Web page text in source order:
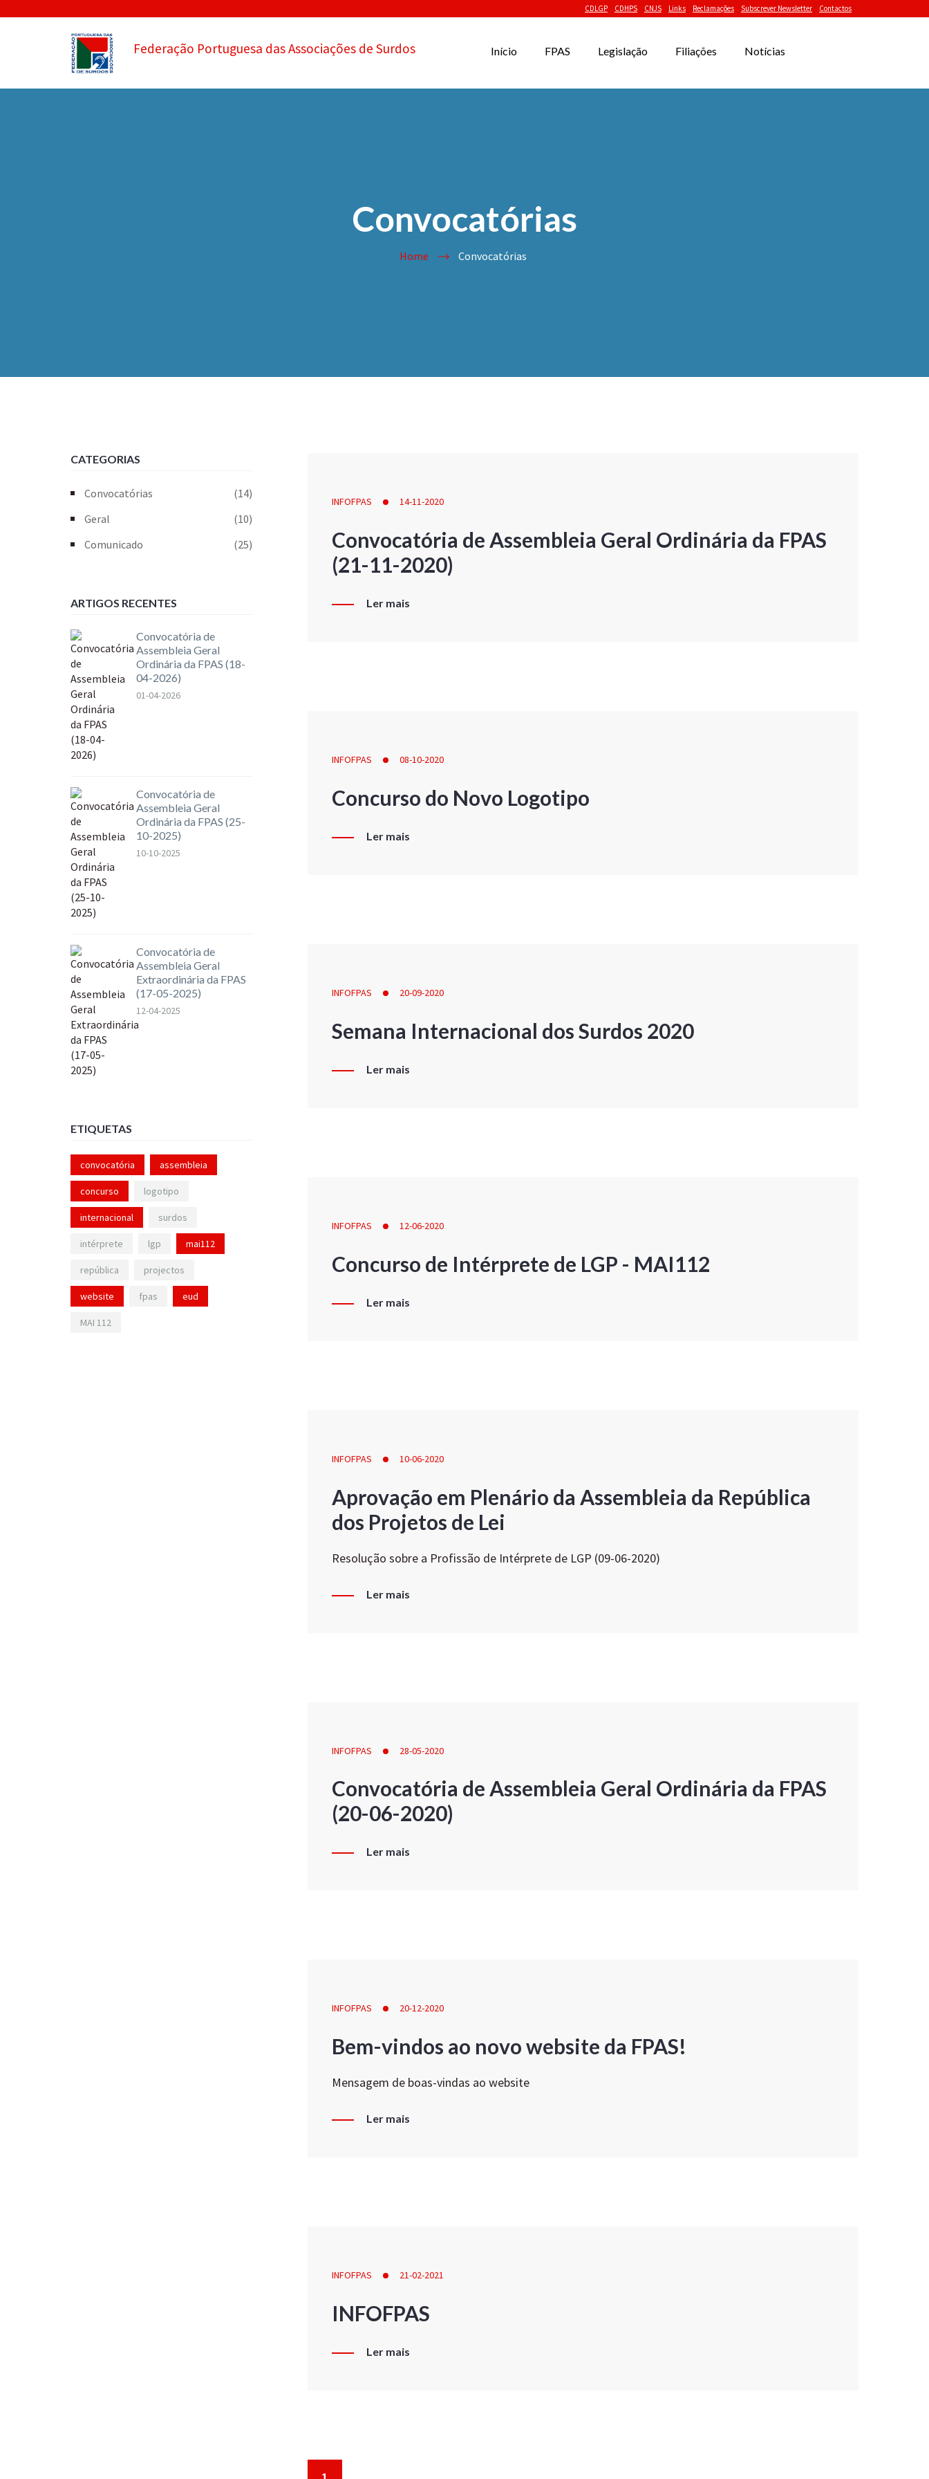
CDLGP CDHPS CNJS Links Reclamações Subscrever Newsletter Contactos
Federação Portuguesa das Associações de Surdos Início FPAS Legislação Filiações Notícias
Convocatórias
Home Convocatórias
INFOFPAS 14-11-2020
Convocatória de Assembleia Geral Ordinária da FPAS
(21-11-2020)
Ler mais
INFOFPAS 08-10-2020
Concurso do Novo Logotipo
Ler mais
INFOFPAS 20-09-2020
Semana Internacional dos Surdos 2020
Ler mais
INFOFPAS 12-06-2020
Concurso de Intérprete de LGP - MAI112
Ler mais
INFOFPAS 10-06-2020
Aprovação em Plenário da Assembleia da República
dos Projetos de Lei
Resolução sobre a Profissão de Intérprete de LGP (09-06-2020)
Ler mais
INFOFPAS 28-05-2020
Convocatória de Assembleia Geral Ordinária da FPAS
(20-06-2020)
Ler mais
INFOFPAS 20-12-2020
Bem-vindos ao novo website da FPAS!
Mensagem de boas-vindas ao website
Ler mais
INFOFPAS 21-02-2021
INFOFPAS
Ler mais
CATEGORIAS
Convocatórias
(14)
Geral
(10)
Comunicado
(25)
ARTIGOS RECENTES
Convocatória de
Assembleia Geral
Ordinária da FPAS (18-
04-2026)
01-04-2026
Convocatória de
Assembleia Geral
Ordinária da FPAS (25-
10-2025)
10-10-2025
Convocatória de
Assembleia Geral
Extraordinária da FPAS
(17-05-2025)
12-04-2025
ETIQUETAS
convocatória assembleia
concurso logotipo
internacional surdos
intérprete lgp mai112
república projectos
website fpas eud
MAI 112